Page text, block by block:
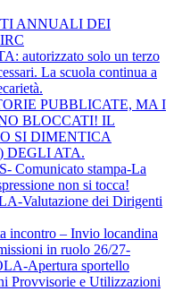
ANNUALI DEI
autorizzato solo un terzo
La scuola continua a
PUBBLICATE, MA I
BLOCCATI! IL
SI DIMENTICA
DEGLI ATA.
Comunicato stampa-La
non si tocca!
Valutazione dei Dirigenti
incontro – Invio locandina
in ruolo 26/27-
Apertura sportello
Provvisorie e Utilizzazioni